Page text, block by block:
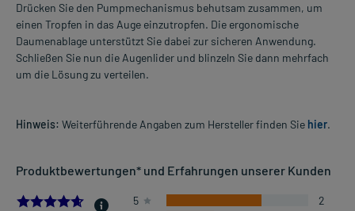
Drücken Sie den Pumpmechanismus behutsam zusammen, um
einen Tropfen in das Auge einzutropfen. Die ergonomische
Daumenablage unterstützt Sie dabei zur sicheren Anwendung.
Schließen Sie nun die Augenlider und blinzeln Sie dann mehrfach
um die Lösung zu verteilen.
Hinweis: Weiterführende Angaben zum Hersteller finden Sie hier.
Produktbewertungen* und Erfahrungen unserer Kunden
4.666666666666667
5
2